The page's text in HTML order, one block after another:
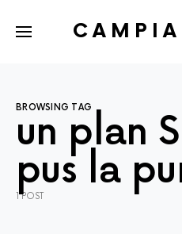
BROWSING TAG
un plan
pus la
1 POST